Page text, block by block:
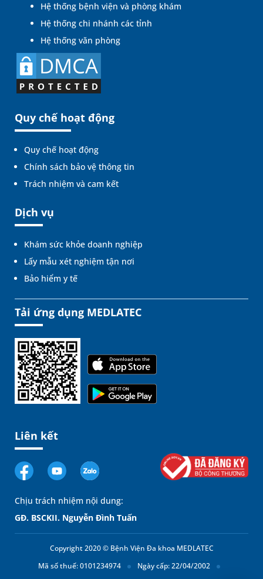
Hệ thống bệnh viện và phòng khám
Hệ thống chi nhánh các tỉnh
Hệ thống văn phòng
Quy chế hoạt động
Quy chế hoạt động
Chính sách bảo vệ thông tin
Trách nhiệm và cam kết
Dịch vụ
Khám sức khỏe doanh nghiệp
Lấy mẫu xét nghiệm tận nơi
Bảo hiểm y tế
Tải ứng dụng MEDLATEC
Liên kết
Chịu trách nhiệm nội dung:
GĐ. BSCKII. Nguyễn Đình Tuấn
Copyright 2020 © Bệnh Viện Đa khoa MEDLATEC
Mã số thuế: 0101234974
Ngày cấp: 22/04/2002